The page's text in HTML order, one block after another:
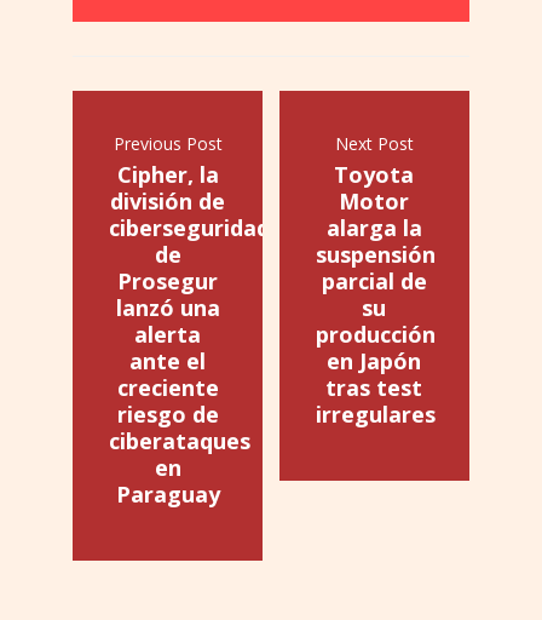
Previous Post
Cipher, la
división de
ciberseguridad
de
Prosegur
lanzó una
alerta
ante el
creciente
riesgo de
ciberataques
en
Paraguay
Next Post
Toyota
Motor
alarga la
suspensión
parcial de
su
producción
en Japón
tras test
irregulares